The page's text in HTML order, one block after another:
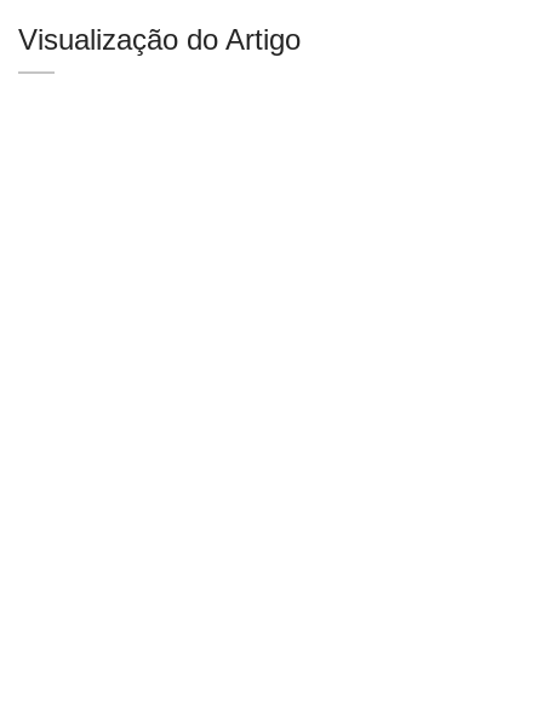
Visualização do Artigo